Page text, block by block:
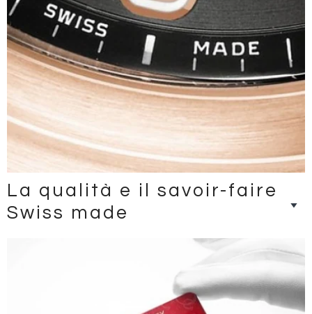
La qualità e il savoir-faire
Swiss made